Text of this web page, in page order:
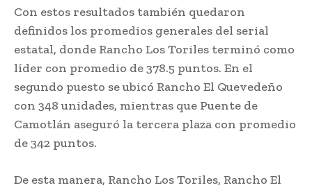
Con estos resultados también quedaron
definidos los promedios generales del serial
estatal, donde Rancho Los Toriles terminó como
líder con promedio de 378.5 puntos. En el
segundo puesto se ubicó Rancho El Quevedeño
con 348 unidades, mientras que Puente de
Camotlán aseguró la tercera plaza con promedio
de 342 puntos.
De esta manera, Rancho Los Toriles, Rancho El